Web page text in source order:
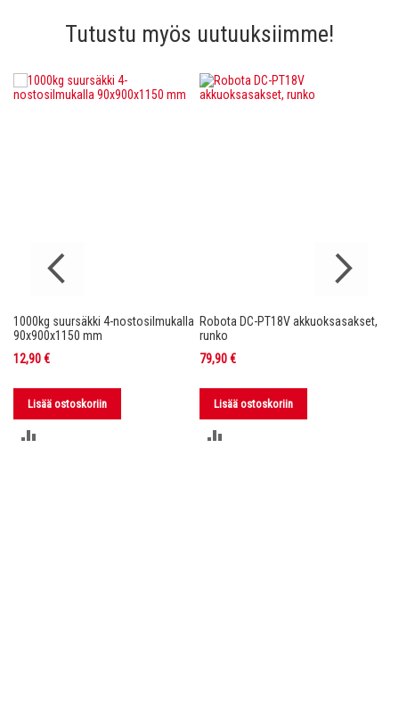
Tutustu myös uutuuksiimme!
1000kg suursäkki 4-nostosilmukalla
90x900x1150 mm
12,90 €
Lisää ostoskoriin
Robota DC-PT18V akkuoksasakset,
runko
79,90 €
Lisää ostoskoriin